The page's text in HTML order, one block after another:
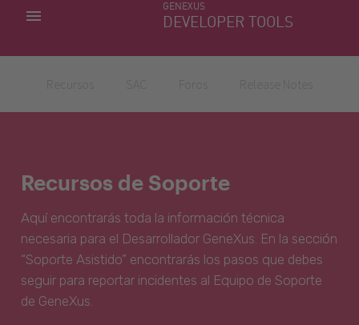
GENEXUS
DEVELOPER TOOLS
MIS APLICACIONES
Recursos de Soporte
Aquí encontrarás toda la información técnica
necesaria para el Desarrollador GeneXus. En la sección
“Soporte Asistido” encontrarás los pasos que debes
seguir para reportar incidentes al Equipo de Soporte
de GeneXus.